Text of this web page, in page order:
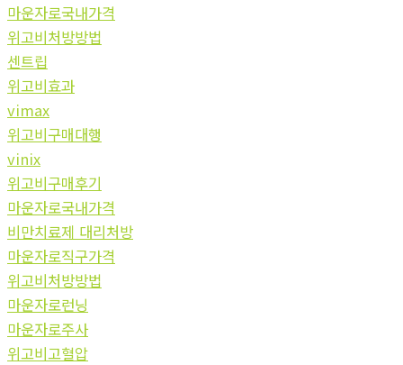
마운자로국내가격
위고비처방방법
센트립
위고비효과
vimax
위고비구매대행
vinix
위고비구매후기
마운자로국내가격
비만치료제 대리처방
마운자로직구가격
위고비처방방법
마운자로런닝
마운자로주사
위고비고혈압